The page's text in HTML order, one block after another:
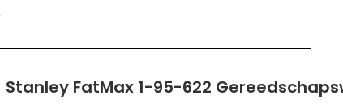
Stanley FatMax 1-95-622